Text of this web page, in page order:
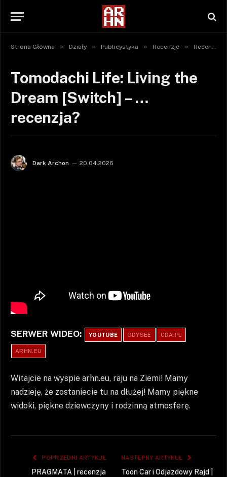
Strona Główna » Działy » Publicystyka » Recenzje » Recenzje gier
Tomodachi Life: Living the
Dream [Switch] – …
recenzja?
Dark Archon 20.04.2026
SERWER WIDEO: YOUTUBE ODYSEE CDA.PL
ARHN.EU
Witajcie na wyspie arhn.eu, raju na Ziemi! Mamy
nadzieję, że zostaniecie tu na dłużej! Mamy piękne
widoki, piękne dziewczyny i rodzinną atmosferę.
POPRZEDNI ARTYKUŁ
PRAGMATA | recenzja
NASTĘPNY ARTYKUŁ
Toon Car i Odjazdowy Rajd |